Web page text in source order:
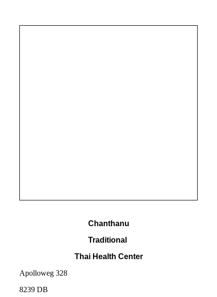
Chanthanu
Traditional
Thai Health Center
Apolloweg 328
8239 DB